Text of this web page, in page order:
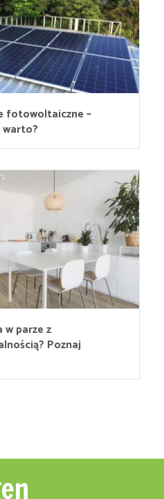
fotowoltaiczne –
w parze z
Poznaj